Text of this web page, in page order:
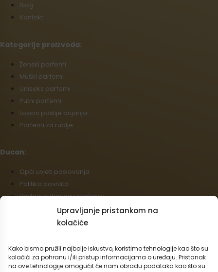
Upravljanje pristankom na
kolačiće
Kako bismo pružili najbolje iskustvo, koristimo tehnologije kao što su
kolačići za pohranu i/ili pristup informacijama o uređaju. Pristanak
na ove tehnologije omogućit će nam obradu podataka kao što su
Blog
Kontakt
Kategorije proizvoda:
Źenski parfemi
Muški parfemi
Uniseks parfemi
Putni parfemi
Losion poslije brijanja
Parfemi za rublje
Ducan:
Opći uvjeti poslovanja
Politika povrata
Podaci o dostavi i plaćanju
Politika kolačića (EU)
Veleprodaja
Hrvatski